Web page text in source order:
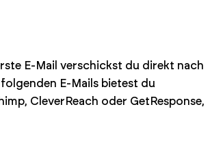
E-Mail verschickst du direkt nach
E-Mails bietest du
CleverReach oder GetResponse,